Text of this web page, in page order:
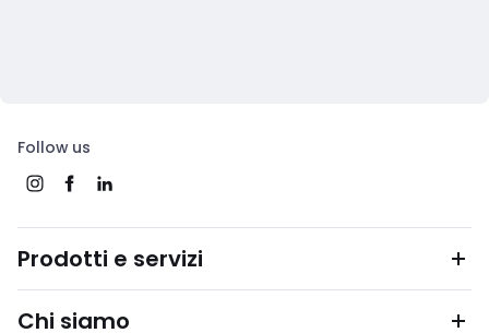
Follow us
Prodotti e servizi
Chi siamo